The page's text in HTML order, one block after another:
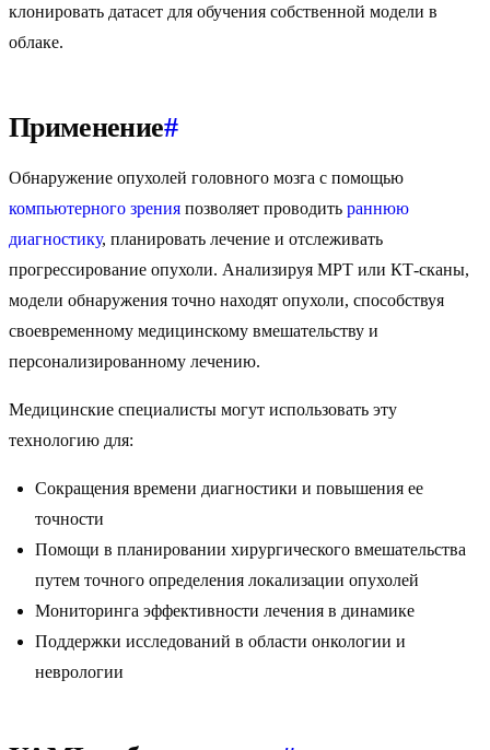
клонировать датасет для обучения собственной модели в
облаке.
Применение#
Обнаружение опухолей головного мозга с помощью
компьютерного зрения позволяет проводить раннюю
диагностику, планировать лечение и отслеживать
прогрессирование опухоли. Анализируя МРТ или КТ-сканы,
модели обнаружения точно находят опухоли, способствуя
своевременному медицинскому вмешательству и
персонализированному лечению.
Медицинские специалисты могут использовать эту
технологию для:
Сокращения времени диагностики и повышения ее
точности
Помощи в планировании хирургического вмешательства
путем точного определения локализации опухолей
Мониторинга эффективности лечения в динамике
Поддержки исследований в области онкологии и
неврологии